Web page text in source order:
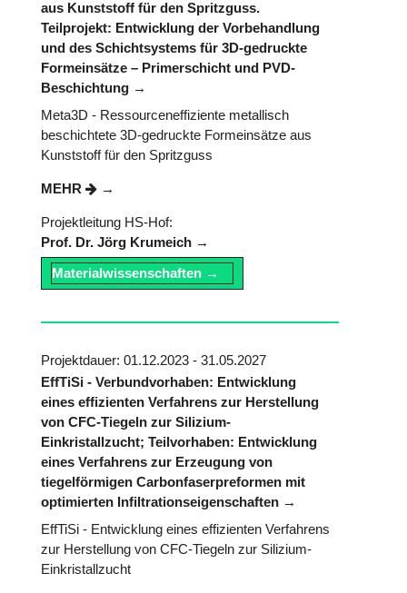
aus Kunststoff für den Spritzguss.
Teilprojekt: Entwicklung der Vorbehandlung
und des Schichtsystems für 3D-gedruckte
Formeinsätze – Primerschicht und PVD-
Beschichtung
Meta3D - Ressourceneffiziente metallisch
beschichtete 3D-gedruckte Formeinsätze aus
Kunststoff für den Spritzguss
MEHR
Projektleitung HS-Hof:
Prof. Dr. Jörg Krumeich
Materialwissenschaften
Projektdauer: 01.12.2023 - 31.05.2027
EffTiSi - Verbundvorhaben: Entwicklung
eines effizienten Verfahrens zur Herstellung
von CFC-Tiegeln zur Silizium-
Einkristallzucht; Teilvorhaben: Entwicklung
eines Verfahrens zur Erzeugung von
tiegelförmigen Carbonfaserpreformen mit
optimierten Infiltrationseigenschaften
EffTiSi - Entwicklung eines effizienten Verfahrens
zur Herstellung von CFC-Tiegeln zur Silizium-
Einkristallzucht